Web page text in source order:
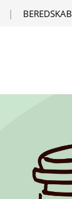
BEREDSKAB